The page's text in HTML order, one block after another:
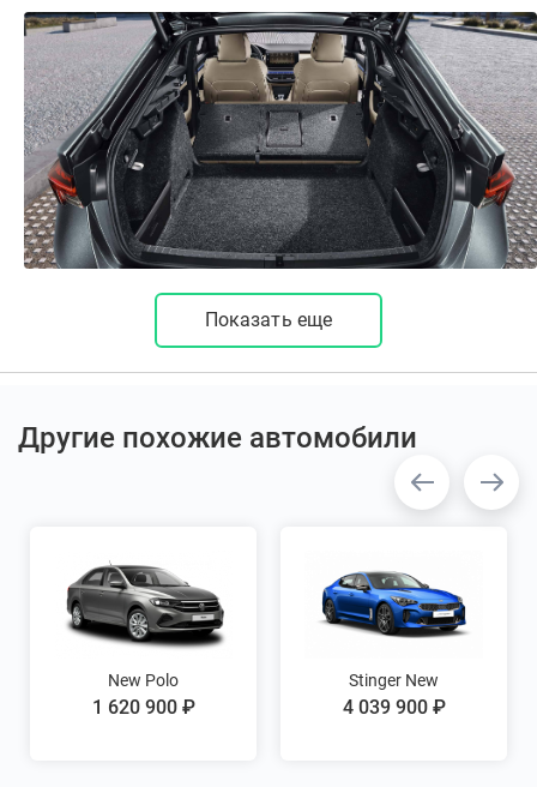
Показать еще
Другие похожие автомобили
New Polo
1 620 900 ₽
Stinger New
4 039 900 ₽